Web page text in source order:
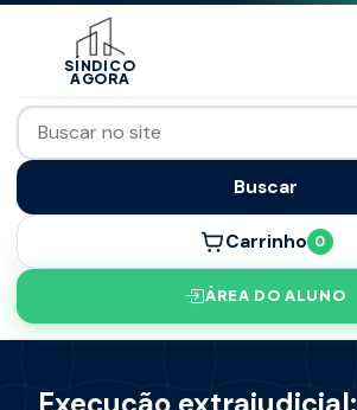
SÍNDICO
AGORA
Buscar
Carrinho 0
ÁREA DO ALUNO